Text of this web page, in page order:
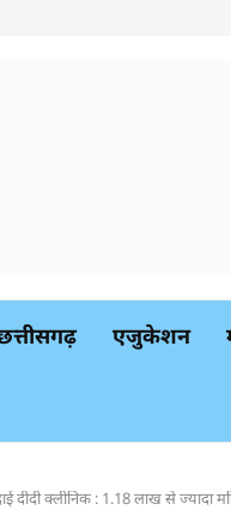
एजुकेशन
दीदी क्लीनिक : 1.18 लाख से ज्यादा